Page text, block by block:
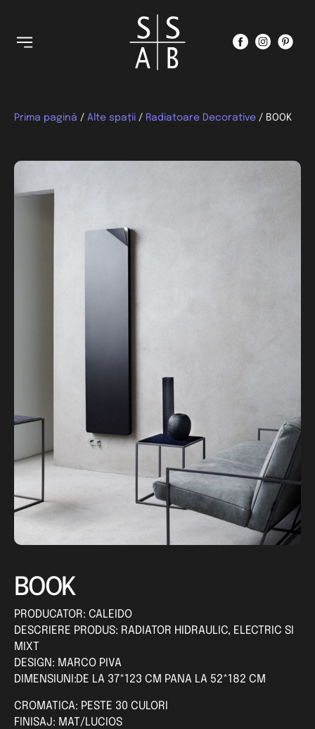
Prima pagină / Alte spații / Radiatoare Decorative / BOOK
BOOK
PRODUCATOR: CALEIDO
DESCRIERE PRODUS: RADIATOR HIDRAULIC, ELECTRIC SI
MIXT
DESIGN: MARCO PIVA
DIMENSIUNI:DE LA 37*123 CM PANA LA 52*182 CM
CROMATICA: PESTE 30 CULORI
FINISAJ: MAT/LUCIOS